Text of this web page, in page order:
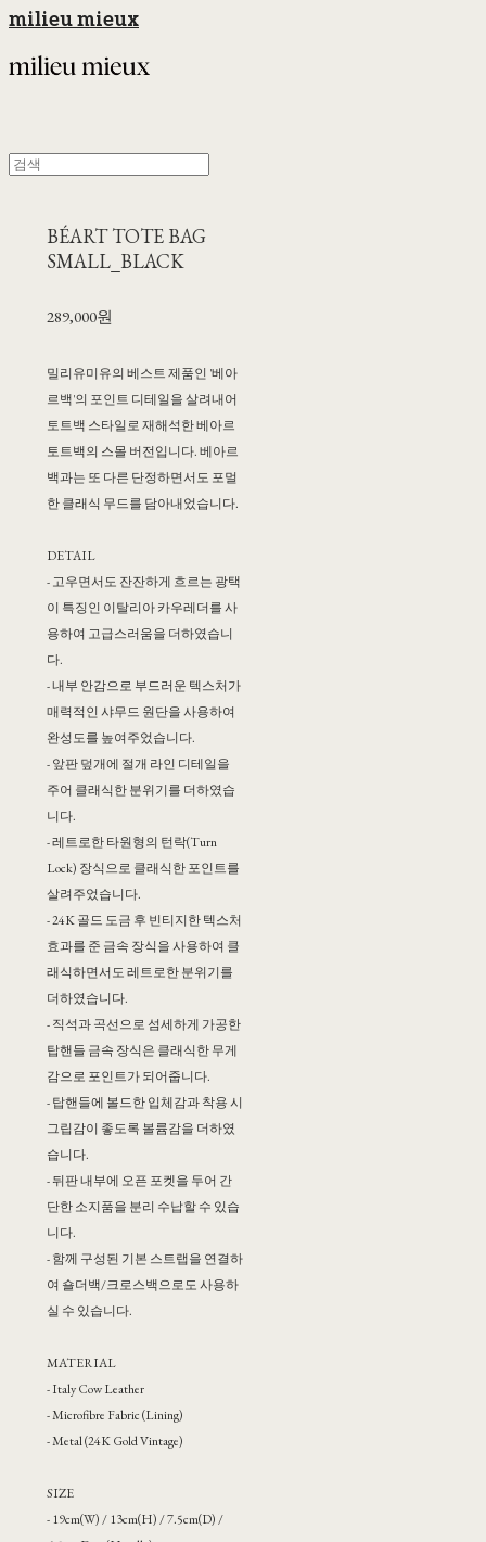
milieu mieux
BÉART TOTE BAG
SMALL_BLACK
289,000원
밀리유미유의 베스트 제품인 '베아
르백'의 포인트 디테일을 살려내어
토트백 스타일로 재해석한 베아르
토트백의 스몰 버전입니다. 베아르
백과는 또 다른 단정하면서도 포멀
한 클래식 무드를 담아내었습니다.
DETAIL
- 고우면서도 잔잔하게 흐르는 광택
이 특징인 이탈리아 카우레더를 사
용하여 고급스러움을 더하였습니
다.
- 내부 안감으로 부드러운 텍스처가
매력적인 샤무드 원단을 사용하여
완성도를 높여주었습니다.
- 앞판 덮개에 절개 라인 디테일을
주어 클래식한 분위기를 더하였습
니다.
- 레트로한 타원형의 턴락(Turn
Lock) 장식으로 클래식한 포인트를
살려주었습니다.
- 24K 골드 도금 후 빈티지한 텍스처
효과를 준 금속 장식을 사용하여 클
래식하면서도 레트로한 분위기를
더하였습니다.
- 직석과 곡선으로 섬세하게 가공한
탑핸들 금속 장식은 클래식한 무게
감으로 포인트가 되어줍니다.
- 탑핸들에 볼드한 입체감과 착용 시
그립감이 좋도록 볼륨감을 더하였
습니다.
- 뒤판 내부에 오픈 포켓을 두어 간
단한 소지품을 분리 수납할 수 있습
니다.
- 함께 구성된 기본 스트랩을 연결하
여 숄더백/크로스백으로도 사용하
실 수 있습니다.
MATERIAL
- Italy Cow Leather
- Microfibre Fabric (Lining)
- Metal (24K Gold Vintage)
SIZE
- 19cm(W) / 13cm(H) / 7.5cm(D) /